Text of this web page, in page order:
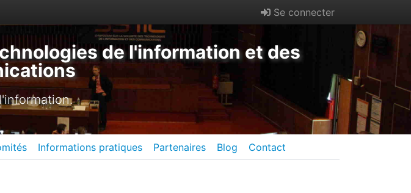
Se connecter
de l'information et des
Informations pratiques Partenaires Blog Contact